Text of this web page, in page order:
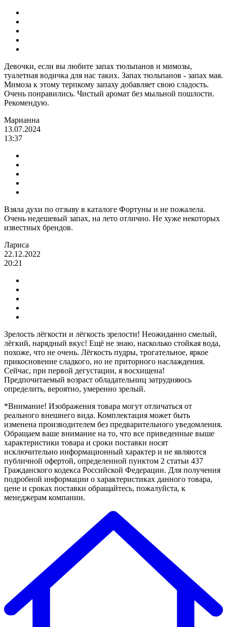
Девочки, если вы любите запах тюльпанов и мимозы,
туалетная водичка для нас таких. Запах тюльпанов - запах мая.
Мимоза к этому терпкому запаху добавляет свою сладость.
Очень понравились. Чистый аромат без мыльной пошлости.
Рекомендую.
Марианна
13.07.2024
13:37
Взяла духи по отзыву в каталоге Фортуны и не пожалела.
Очень недешевый запах, на лето отлично. Не хуже некоторых
известных брендов.
Лариса
22.12.2022
20:21
Зрелость лёгкости и лёгкость зрелости! Неожиданно смелый,
лёгкий, нарядный вкус! Ещё не знаю, насколько стойкая вода,
похоже, что не очень. Лёгкость пудры, трогательное, яркое
прикосновение сладкого, но не приторного наслаждения.
Сейчас, при первой дегустации, я восхищена!
Предпочитаемый возраст обладательниц затрудняюсь
определить, вероятно, умеренно зрелый.
*Внимание! Изображения товара могут отличаться от
реального внешнего вида. Комплектация может быть
изменена производителем без предварительного уведомления.
Обращаем ваше внимание на то, что все приведенные выше
характеристики товара и сроки поставки носят
исключительно информационный характер и не являются
публичной офертой, определенной пунктом 2 статьи 437
Гражданского кодекса Российской Федерации. Для получения
подробной информации о характеристиках данного товара,
цене и сроках поставки обращайтесь, пожалуйста, к
менеджерам компании.